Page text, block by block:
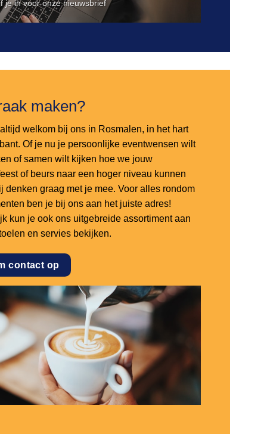
je in voor onze nieuwsbrief
maken?
welkom bij ons in Rosmalen, in het hart
Of je nu je persoonlijke eventwensen wilt
of samen wilt kijken hoe we jouw
of beurs naar een hoger niveau kunnen
denken graag met je mee. Voor alles rondom
ben je bij ons aan het juiste adres!
kun je ook ons uitgebreide assortiment aan
en servies bekijken.
contact op